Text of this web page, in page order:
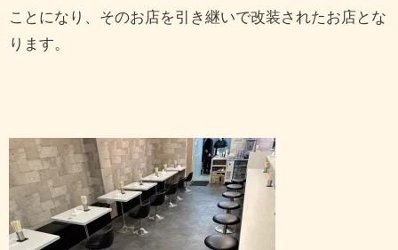
ことになり、そのお店を引き継いで改装されたお店とな
ります。